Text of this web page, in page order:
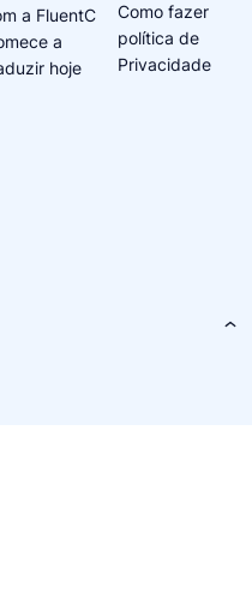
a FluentC
a
hoje
Como fazer
política de
Privacidade